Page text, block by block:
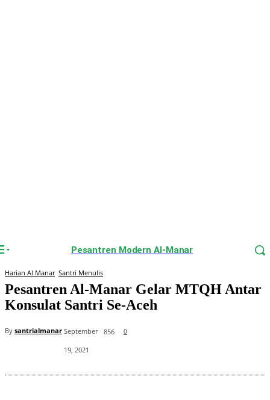
Pesantren Modern Al-Manar
Harian Al Manar Santri Menulis
Pesantren Al-Manar Gelar MTQH Antar
Konsulat Santri Se-Aceh
By santrialmanar September
19, 2021
856 0